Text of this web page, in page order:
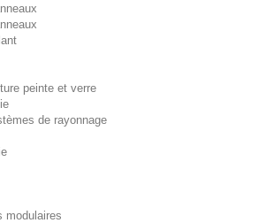
peinte et verre
de rayonnage
modulaires